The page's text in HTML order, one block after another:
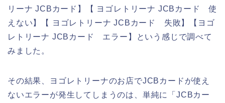
リーナ JCBカード】【 ヨゴレトリーナ JCBカード 使
えない】【 ヨゴレトリーナ JCBカード 失敗】【ヨゴ
レトリーナ JCBカード エラー】という感じで調べて
みました。
その結果、ヨゴレトリーナのお店でJCBカードが使え
ないエラーが発生してしまうのは、単純に「JCBカー